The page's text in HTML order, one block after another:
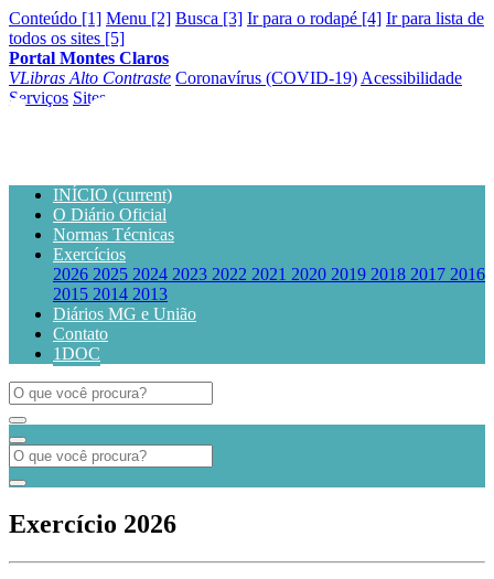
Conteúdo [1] Menu [2] Busca [3] Ir para o rodapé [4] Ir para lista de
todos os sites [5]
Portal Montes Claros
VLibras Alto Contraste Coronavírus (COVID-19) Acessibilidade
Serviços Sites
INÍCIO (current)
O Diário Oficial
Normas Técnicas
Exercícios
2026 2025 2024 2023 2022 2021 2020 2019 2018 2017 2016
2015 2014 2013
Diários MG e União
Contato
1DOC
Exercício 2026